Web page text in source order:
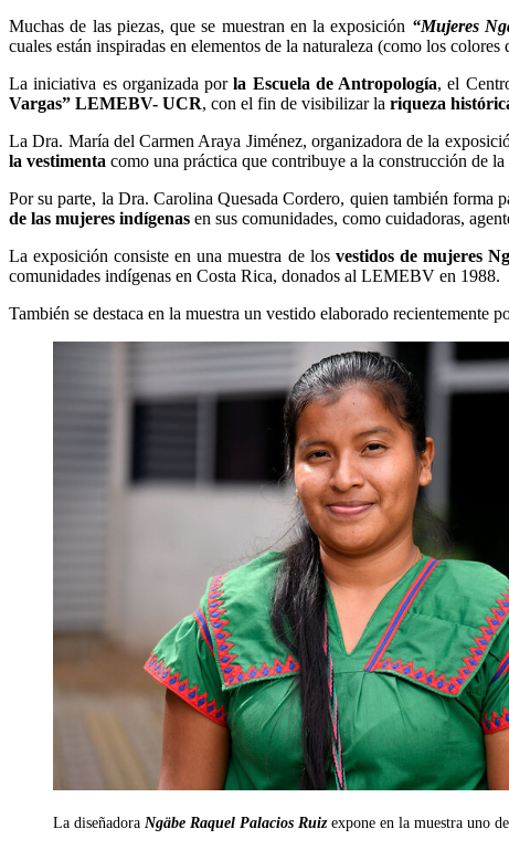
Muchas de las piezas, que se muestran en la exposición “Mujeres
cuales están inspiradas en elementos de la naturaleza (como los
La iniciativa es organizada porla Escuela de Antropología, el
Vargas” LEMEBV- UCR, con el fin de visibilizar la riqueza
La Dra. María del Carmen Araya Jiménez, organizadora de la
la vestimenta como una práctica que contribuye a la construcción de
Por su parte, la Dra. Carolina Quesada Cordero, quien también forma
de las mujeres indígenas en sus comunidades, como cuidadoras,
La exposición consiste en una muestra de los vestidos de mujeres
comunidades indígenas en Costa Rica, donados al LEMEBV en 1988.
También se destaca en la muestra un vestido elaborado
La diseñadora Ngäbe Raquel Palacios Ruizexpone en la muestra uno